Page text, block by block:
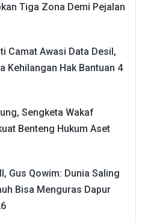
Tiga Zona Demi Pejalan
Camat Awasi Data Desil,
Kehilangan Hak Bantuan 4
Sengketa Wakaf
Benteng Hukum Aset
Gus Qowim: Dunia Saling
Bisa Menguras Dapur